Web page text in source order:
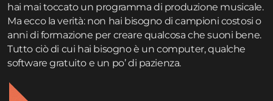
hai mai toccato un programma di produzione musicale.
Ma ecco la verità: non hai bisogno di campioni costosi o
anni di formazione per creare qualcosa che suoni bene.
Tutto ciò di cui hai bisogno è un computer, qualche
software gratuito e un po’ di pazienza.
I migliori produttori hanno iniziato esattamente dove